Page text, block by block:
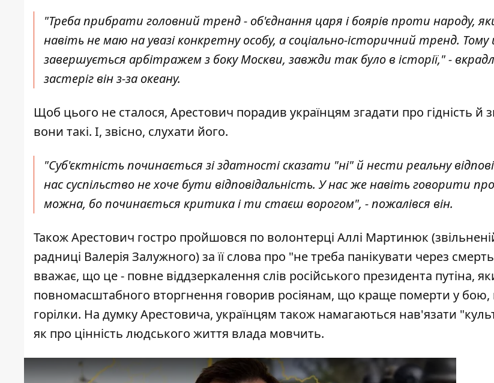
"Треба прибрати головний тренд - об'єднання царя і боярів проти народу,
навіть не маю на увазі конкретну особу, а соціально-історичний тренд.
завершується арбітражем з боку Москви, завжди так було в історії," -
застеріг він з-за океану.
Щоб цього не сталося, Арестович порадив українцям згадати про гідність й
вони такі. І, звісно, слухати його.
"Суб'єктність починається зі здатності сказати "ні" й нести реальну
нас суспільство не хоче бути відповідальність. У нас же навіть говорити
можна, бо починається критика і ти стаєш ворогом", - пожалівся він.
Також Арестович гостро пройшовся по волонтерці Аллі Мартинюк
радниці Валерія Залужного)за її слова про "не треба панікувати через
вважає, що це - повне віддзеркалення слів російського президента путіна,
повномасштабного вторгнення говорив росіянам, що краще померти у бою,
горілки. На думку Арестовича, українцям також намагаються нав'язати
як про цінність людського життя влада мовчить.